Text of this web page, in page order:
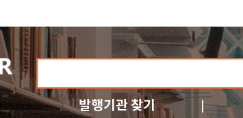
발행기관 찾기